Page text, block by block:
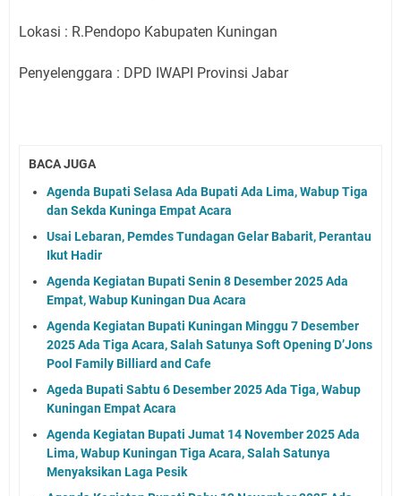
Lokasi : R.Pendopo Kabupaten Kuningan
Penyelenggara : DPD IWAPI Provinsi Jabar
BACA JUGA
Agenda Bupati Selasa Ada Bupati Ada Lima, Wabup Tiga
dan Sekda Kuninga Empat Acara
Usai Lebaran, Pemdes Tundagan Gelar Babarit, Perantau
Ikut Hadir
Agenda Kegiatan Bupati Senin 8 Desember 2025 Ada
Empat, Wabup Kuningan Dua Acara
Agenda Kegiatan Bupati Kuningan Minggu 7 Desember
2025 Ada Tiga Acara, Salah Satunya Soft Opening D’Jons
Pool Family Billiard and Cafe
Ageda Bupati Sabtu 6 Desember 2025 Ada Tiga, Wabup
Kuningan Empat Acara
Agenda Kegiatan Bupati Jumat 14 November 2025 Ada
Lima, Wabup Kuningan Tiga Acara, Salah Satunya
Menyaksikan Laga Pesik